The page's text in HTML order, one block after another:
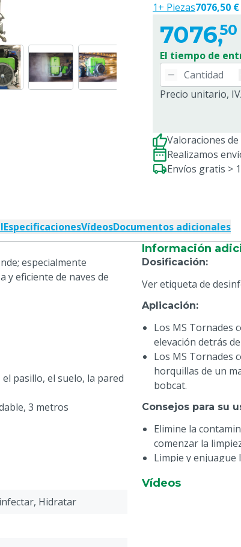
7076,50
El tiempo de
Precio unitario,
1+ Piezas7076,50 €
Valoraciones
Realizamos
Envíos gratis >
EspecificacionesVídeosDocumentos adicionales
especialmente
y eficiente de naves de
pasillo, el suelo, la pared
3 metros
Información
Dosificación:
Ver etiqueta de
Aplicación:
Los MS Tornades
elevación detrás
Los MS Tornades
horquillas de un
bobcat.
Consejos para su
Elimine la
comenzar la
Limpie y enjuague
Hidratar
Vídeos